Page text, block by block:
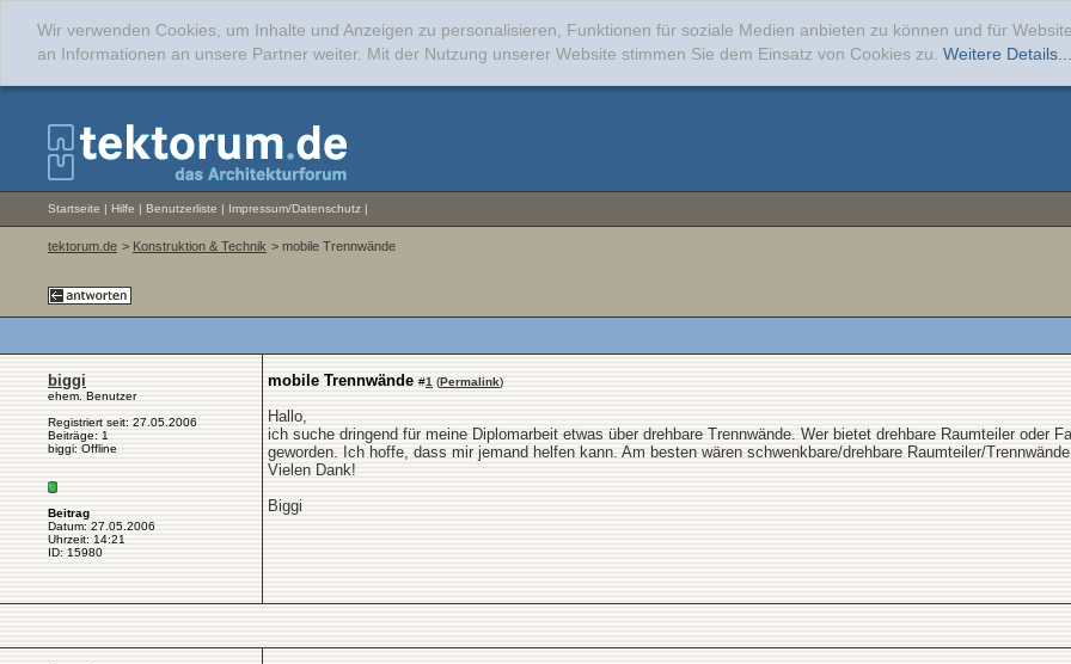
Wir verwenden Cookies, um Inhalte und Anzeigen zu personalisieren, Funktionen für soziale Medien anbieten zu können und für
an Informationen an unsere Partner weiter. Mit der Nutzung unserer Website stimmen Sie dem Einsatz von Cookies zu. Weitere Details...
Startseite | Hilfe | Benutzerliste | Impressum/Datenschutz |
tektorum.de > Konstruktion & Technik > mobile Trennwände
biggi
ehem. Benutzer
Registriert seit: 27.05.2006
Beiträge: 1
biggi: Offline
Beitrag
Datum: 27.05.2006
Uhrzeit: 14:21
ID: 15980
mobile Trennwände #1 (Permalink)
Hallo,
ich suche dringend für meine Diplomarbeit etwas über drehbare Trennwände. Wer bietet drehbare Raumteiler oder
geworden. Ich hoffe, dass mir jemand helfen kann. Am besten wären schwenkbare/drehbare Raumteiler/
Vielen Dank!
Biggi